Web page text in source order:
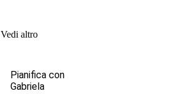
Vedi altro
Pianifica con
Gabriela